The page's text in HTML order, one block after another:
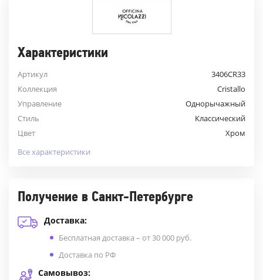
Характеристики
Артикул
3406CR33
Коллекция
Cristallo
Управление
Однорычажный
Стиль
Классический
Цвет
Хром
Все характеристики
Получение в Санкт-Петербурге
Доставка:
Бесплатная доставка – от 30 000 руб.
Доставка по РФ
Самовывоз: